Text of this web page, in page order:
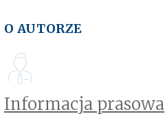
O AUTORZE
Informacja prasowa